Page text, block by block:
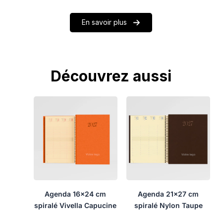
En savoir plus
Découvrez aussi
Agenda 16×24 cm
spiralé Vivella Capucine
Agenda 21×27 cm
spiralé Nylon Taupe